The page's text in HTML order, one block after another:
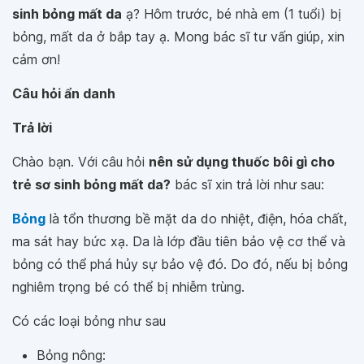
sinh bỏng mất da ạ? Hôm trước, bé nhà em (1 tuổi) bị
bỏng, mất da ở bắp tay ạ. Mong bác sĩ tư vấn giúp, xin
cảm ơn!
Câu hỏi ẩn danh
Trả lời
Chào bạn. Với câu hỏi nên sử dụng thuốc bôi gì cho
trẻ sơ sinh bỏng mất da? bác sĩ xin trả lời như sau:
Bỏng là tổn thương bề mặt da do nhiệt, điện, hóa chất,
ma sát hay bức xạ. Da là lớp đầu tiên bảo vệ cơ thể và
bỏng có thể phá hủy sự bảo vệ đó. Do đó, nếu bị bỏng
nghiêm trọng bé có thể bị nhiễm trùng.
Có các loại bỏng như sau
Bỏng nông: